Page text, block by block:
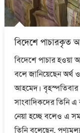
বিদেশে পাচারকৃত
বিদেশে পাচার হওয়া
বলে জানিয়েছেন অর্থ
আহমেদ। বৃহস্পতিবার
সাংবাদিকদের তিনি এ
নেয়া হচ্ছে বলেও এ
তিনি বলেছেন,